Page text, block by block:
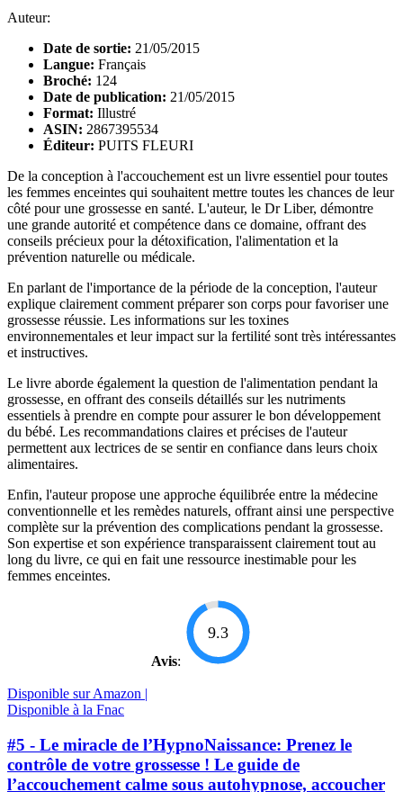
Auteur:
Date de sortie: 21/05/2015
Langue: Français
Broché: 124
Date de publication: 21/05/2015
Format: Illustré
ASIN: 2867395534
Éditeur: PUITS FLEURI
De la conception à l'accouchement est un livre essentiel pour toutes
les femmes enceintes qui souhaitent mettre toutes les chances de leur
côté pour une grossesse en santé. L'auteur, le Dr Liber, démontre
une grande autorité et compétence dans ce domaine, offrant des
conseils précieux pour la détoxification, l'alimentation et la
prévention naturelle ou médicale.
En parlant de l'importance de la période de la conception, l'auteur
explique clairement comment préparer son corps pour favoriser une
grossesse réussie. Les informations sur les toxines
environnementales et leur impact sur la fertilité sont très intéressantes
et instructives.
Le livre aborde également la question de l'alimentation pendant la
grossesse, en offrant des conseils détaillés sur les nutriments
essentiels à prendre en compte pour assurer le bon développement
du bébé. Les recommandations claires et précises de l'auteur
permettent aux lectrices de se sentir en confiance dans leurs choix
alimentaires.
Enfin, l'auteur propose une approche équilibrée entre la médecine
conventionnelle et les remèdes naturels, offrant ainsi une perspective
complète sur la prévention des complications pendant la grossesse.
Son expertise et son expérience transparaissent clairement tout au
long du livre, ce qui en fait une ressource inestimable pour les
femmes enceintes.
Avis:
9.3
Disponible sur Amazon |
Disponible à la Fnac
#5 - Le miracle de l’HypnoNaissance: Prenez le
contrôle de votre grossesse ! Le guide de
l’accouchement calme sous autohypnose, accoucher